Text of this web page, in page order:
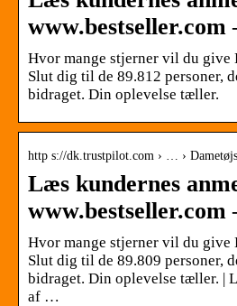
Hvor mange stjerner vil du give
Slut dig til de 89.812 personer,
bidraget. Din oplevelse tæller.
http s://dk.trustpilot.com › … ›
Læs kundernes
Hvor mange stjerner vil du give
Slut dig til de 89.809 personer,
bidraget. Din oplevelse tæller. |
af …